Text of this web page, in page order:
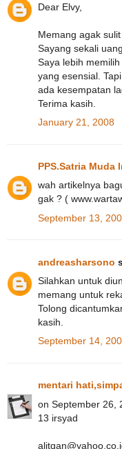
Dear Elvy,
Memang agak
Sayang sekali
Saya lebih
yang esensial.
ada kesempatan
Terima kasih.
January 21, 2008
PPS.Satria Muda
wah artikelnya
gak ? (
September 13,
andreasharsono
Silahkan untuk
memang untuk
Tolong
kasih.
September 14,
mentari
on September 26,
13 irsyad